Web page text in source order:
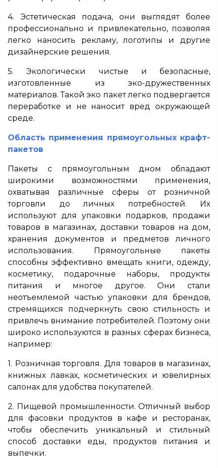
4. Эстетическая подача, они выглядят более
профессионально и привлекательно, позволяя
легко наносить рекламу, логотипы и другие
дизайнерские решения.
5. Экологически чистые и безопасные,
изготовленные из эко-дружественных
материалов. Такой эко пакет легко подвергается
переработке и не наносит вред окружающей
среде.
Область применения прямоугольных крафт-
пакетов
Пакеты с прямоугольным дном обладают
широкими возможностями применения,
охватывая различные сферы от розничной
торговли до личных потребностей. Их
используют для упаковки подарков, продажи
товаров в магазинах, доставки товаров на дом,
хранения документов и предметов личного
использования. Прямоугольные пакеты
способны эффективно вмещать книги, одежду,
косметику, подарочные наборы, продукты
питания и многое другое. Они стали
неотъемлемой частью упаковки для брендов,
стремящихся подчеркнуть свою стильность и
привлечь внимание потребителей. Поэтому они
широко используются в разных сферах бизнеса,
например:
1. Розничная торговля. Для товаров в магазинах,
книжных лавках, косметических и ювелирных
салонах для удобства покупателей.
2. Пищевой промышленности. Отличный выбор
для фасовки продуктов в кафе и ресторанах,
чтобы обеспечить уникальный и стильный
способ доставки еды, продуктов питания и
выпечки.